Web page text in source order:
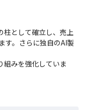
柱として確立し、売上
す。さらに独自のAI製
組みを強化していま